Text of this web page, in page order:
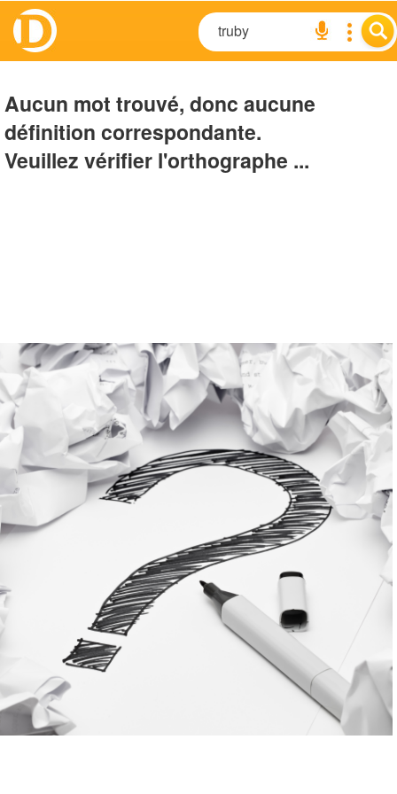
Aucun mot trouvé, donc aucune
définition correspondante.
Veuillez vérifier l'orthographe ...